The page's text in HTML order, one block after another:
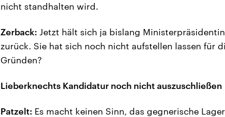
nicht standhalten wird.
Zerback: Jetzt hält sich ja bislang
zurück. Sie hat sich noch nicht aufstellen lassen für
Gründen?
Lieberknechts Kandidatur noch nicht auszuschließen
Patzelt: Es macht keinen Sinn, das gegnerische